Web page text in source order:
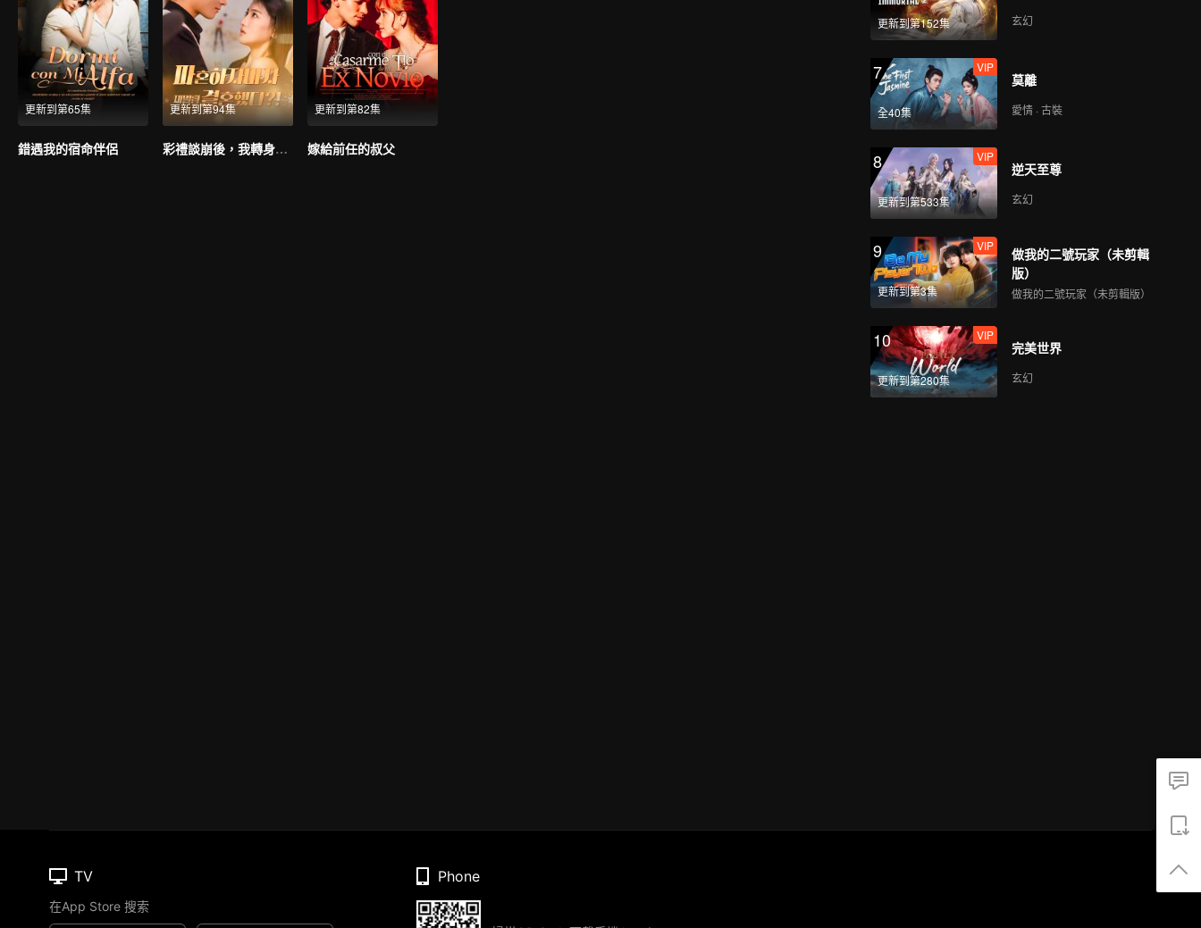
更新到第65集
錯遇我的宿命伴侶
更新到第94集
彩禮談崩後，我轉身和千億首富領證（韓語版）
更新到第82集
嫁給前任的叔父
更新到第152集 玄幻
7
全40集
VIP
莫離
愛情 · 古裝
8
更新到第533集
VIP
逆天至尊
玄幻
9
更新到第3集
VIP
做我的二號玩家（未剪輯
版）
做我的二號玩家（未剪輯版）
10
更新到第280集
VIP
完美世界
玄幻
TV
在App Store 搜索
Phone